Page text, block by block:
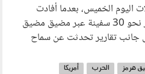
اليوم الخميس، بعدما أفادت
وسائل إعلام إيرانية رسمية بعبور نحو 30 سفينة عبر مضيق مضيق
جانب تقارير تحدثت عن سماح
هرمز الحرب أمريكا